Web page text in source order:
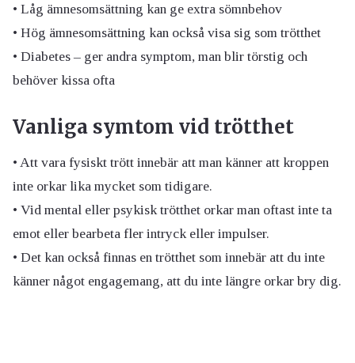
• Låg ämnesomsättning kan ge extra sömnbehov
• Hög ämnesomsättning kan också visa sig som trötthet
• Diabetes – ger andra symptom, man blir törstig och
behöver kissa ofta
Vanliga symtom vid trötthet
• Att vara fysiskt trött innebär att man känner att kroppen
inte orkar lika mycket som tidigare.
• Vid mental eller psykisk trötthet orkar man oftast inte ta
emot eller bearbeta fler intryck eller impulser.
• Det kan också finnas en trötthet som innebär att du inte
känner något engagemang, att du inte längre orkar bry dig.